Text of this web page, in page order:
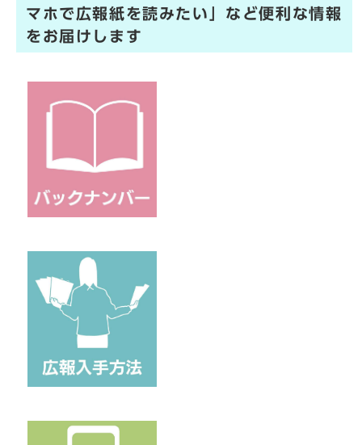
マホで広報紙を読みたい」など便利な情報
をお届けします